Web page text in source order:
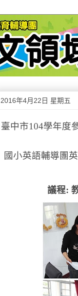
2016年4月22日 星期五
臺中市104學年度
國小英語輔導團
議程: